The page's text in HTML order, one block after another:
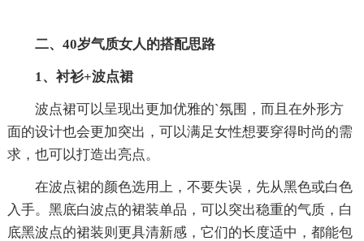
二、40岁气质女人的搭配思路
1、衬衫+波点裙
波点裙可以呈现出更加优雅的`氛围，而且在外形方
面的设计也会更加突出，可以满足女性想要穿得时尚的需
求，也可以打造出亮点。
在波点裙的颜色选用上，不要失误，先从黑色或白色
入手。黑底白波点的裙装单品，可以突出稳重的气质，白
底黑波点的裙装则更具清新感，它们的长度适中，都能包